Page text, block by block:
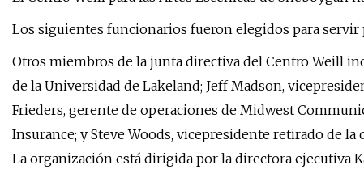
Los siguientes funcionarios fueron elegidos para
Otros miembros de la junta directiva del Centro Weill
de la Universidad de Lakeland; Jeff Madson,
Frieders, gerente de operaciones de Midwest
Insurance; y Steve Woods, vicepresidente retirado de
La organización está dirigida por la directora ejecutiva